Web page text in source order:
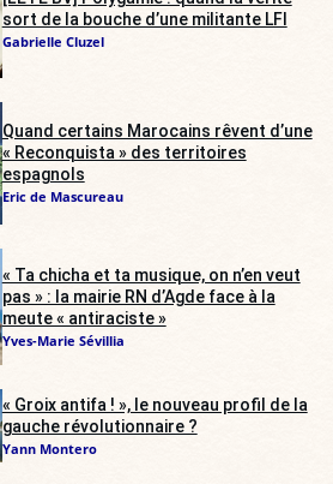
sort de la bouche d’une militante LFI
Gabrielle Cluzel
Quand certains Marocains rêvent d’une
« Reconquista » des territoires
espagnols
Eric de Mascureau
« Ta chicha et ta musique, on n’en veut
pas » : la mairie RN d’Agde face à la
meute « antiraciste »
Yves-Marie Sévillia
« Groix antifa ! », le nouveau profil de la
gauche révolutionnaire ?
Yann Montero